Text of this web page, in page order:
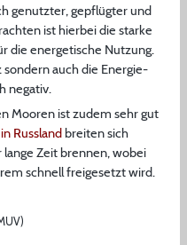
genutzter, gepflügter und
ist hierbei die starke
die energetische Nutzung.
sondern auch die Energie-
negativ.
Mooren ist zudem sehr gut
Russlandbreiten sich
Zeit brennen, wobei
schnell freigesetzt wird.